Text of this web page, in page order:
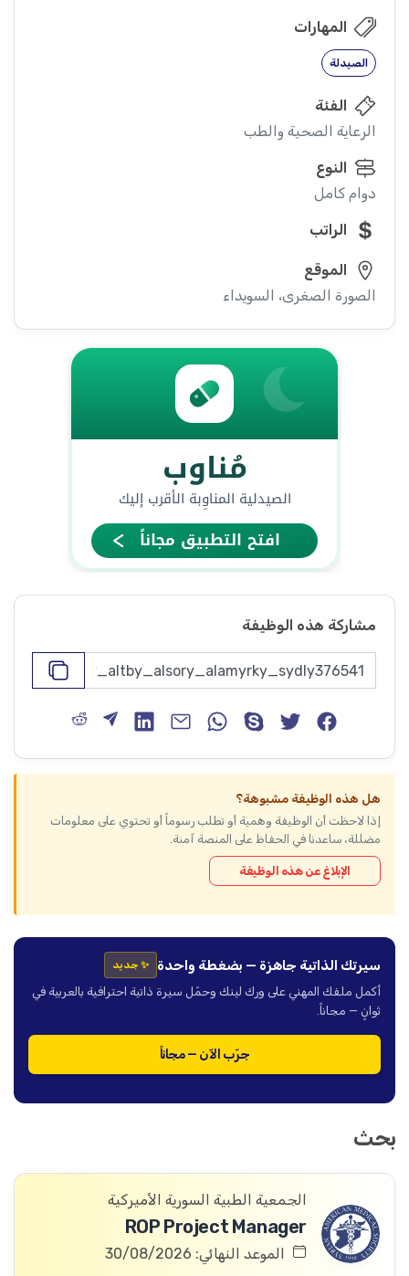
المهارات
الصيدلة
الفئة
الرعاية الصحية والطب
النوع
دوام كامل
الراتب
الموقع
الصورة الصغرى، السويداء
مشاركة هذه الوظيفة
هل هذه الوظيفة مشبوهة؟
إذا لاحظت أن الوظيفة وهمية أو تطلب رسوماً أو تحتوي على معلومات
مضللة، ساعدنا في الحفاظ على المنصة آمنة.
الإبلاغ عن هذه الوظيفة
سيرتك الذاتية جاهزة — بضغطة واحدة ✨ جديد
أكمل ملفك المهني على ورك لينك وحمّل سيرة ذاتية احترافية بالعربية في
ثوانٍ — مجاناً.
جرّب الآن — مجاناً
بحث
الجمعية الطبية السورية الأميركية
ROP Project Manager
الموعد النهائي: 30/08/2026